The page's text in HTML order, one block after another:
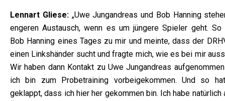
Lennart Gliese:„Uwe Jungandreas und Bob Hanning
engeren Austausch, wenn es um jüngere Spieler geht. So
Bob Hanning eines Tages zu mir und meinte, dass der
einen Linkshänder sucht und fragte mich, wie es bei mir
Wir haben dann Kontakt zu Uwe Jungandreas
ich bin zum Probetraining vorbeigekommen. Und so
geklappt, dass ich hier her gekommen bin. Ich habe natürlich